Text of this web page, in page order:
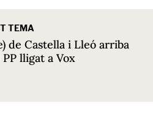
TEMA
de Castella i Lleó arriba
lligat a Vox